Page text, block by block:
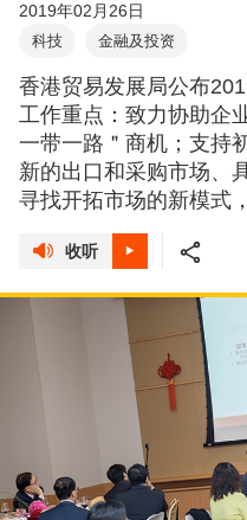
2019年02月26日
科技 金融及投资
香港贸易发展局公布
工作重点：致力协助企
一带一路＂商机；支持
新的出口和采购市场、
寻找开拓市场的新模式
收听